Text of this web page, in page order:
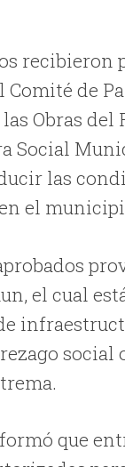
recibieron
Comité de
Obras del
Social
las
el
el cual
social
que